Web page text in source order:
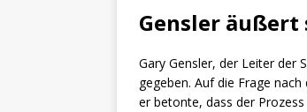
Gensler äußert
Gary Gensler, der Leiter der
gegeben. Auf die Frage
er betonte, dass der